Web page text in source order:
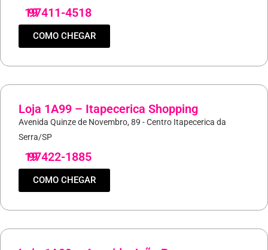
19
97411-4518
COMO CHEGAR
Loja 1A99 – Itapecerica Shopping
Avenida Quinze de Novembro, 89 - Centro Itapecerica da
Serra/SP
19
97422-1885
COMO CHEGAR